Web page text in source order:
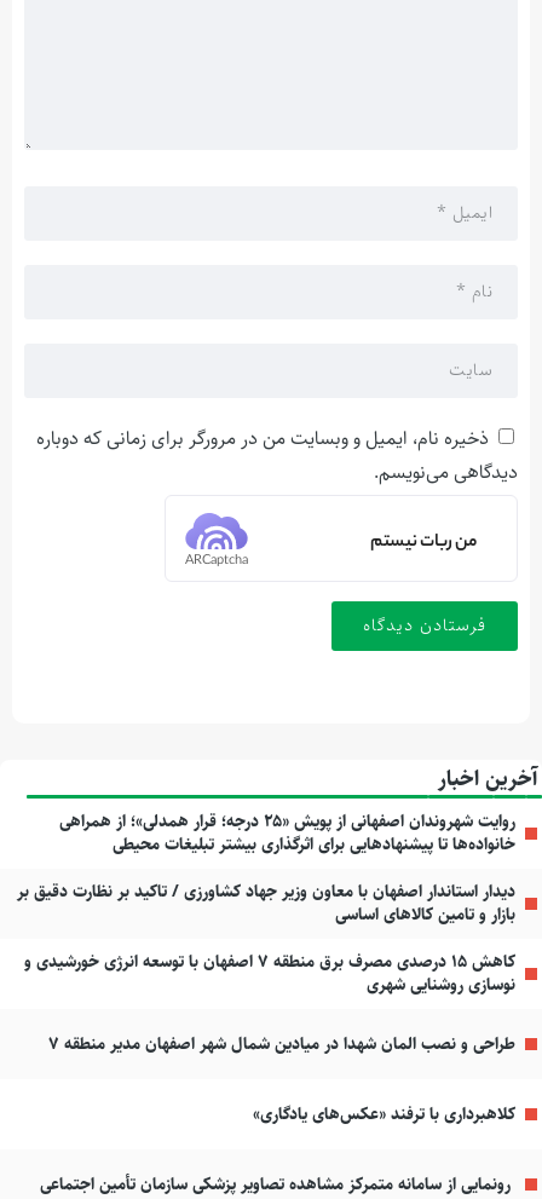
ذخیره نام، ایمیل و وبسایت من در مرورگر برای زمانی که دوباره
دیدگاهی می‌نویسم.
من ربات نیستم
ARCaptcha
آخرین اخبار
روایت شهروندان اصفهانی از پویش «۲۵ درجه؛ قرار همدلی»؛ از همراهی
خانواده‌ها تا پیشنهادهایی برای اثرگذاری بیشتر تبلیغات محیطی
دیدار استاندار اصفهان با معاون وزیر جهاد کشاورزی / تاکید بر نظارت دقیق بر
بازار و تامین کالاهای اساسی
کاهش ۱۵ درصدی مصرف برق منطقه ۷ اصفهان با توسعه انرژی خورشیدی و
نوسازی روشنایی شهری
طراحی و نصب المان شهدا در میادین شمال شهر اصفهان مدیر منطقه ۷
کلاهبرداری با ترفند «عکس‌های یادگاری»
رونمایی از سامانه متمرکز مشاهده تصاویر پزشکی سازمان تأمین اجتماعی